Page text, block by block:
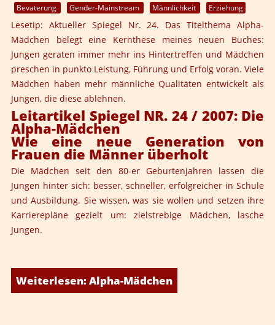
Bevaterung Gender-Mainstream Männlichkeit Erziehung
Lesetip: Aktueller Spiegel Nr. 24. Das Titelthema Alpha-
Mädchen belegt eine Kernthese meines neuen Buches:
Jungen geraten immer mehr ins Hintertreffen und Mädchen
preschen in punkto Leistung, Führung und Erfolg voran. Viele
Mädchen haben mehr männliche Qualitäten entwickelt als
Jungen, die diese ablehnen.
Leitartikel Spiegel NR. 24 / 2007: Die
Alpha-Mädchen
Wie eine neue Generation von
Frauen die Männer überholt
Die Mädchen seit den 80-er Geburtenjahren lassen die
Jungen hinter sich: besser, schneller, erfolgreicher in Schule
und Ausbildung. Sie wissen, was sie wollen und setzen ihre
Karrierepläne gezielt um: zielstrebige Mädchen, lasche
Jungen.
Weiterlesen: Alpha-Mädchen